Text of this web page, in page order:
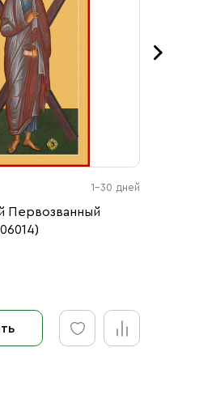
1-30 дней
Первозванный